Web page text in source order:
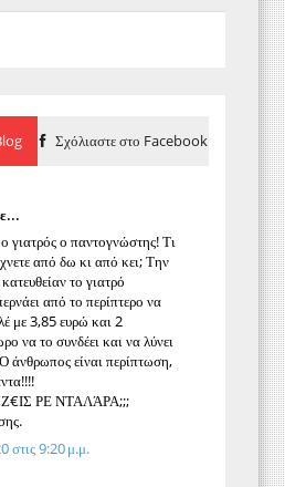
Σχόλιαστε στο Facebook
γιατρός ο παντογνώστης! Τι
από δω κι από κει; Την
το γιατρό
από το περίπτερο να
με 3,85 ευρώ και 2
να το συνδέει και να λύνει
άνθρωπος είναι περίπτωση,
ΡΕ ΝΤΑΛΆΡΑ;;;
στις 9:20 μ.μ.